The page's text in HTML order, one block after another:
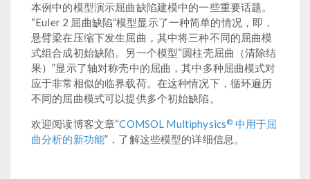
本例中的模型演示屈曲缺陷建模中的一些重要话题。
“Euler 2 屈曲缺陷”模型显示了一种简单的情况，即，
悬臂梁在压缩下发生屈曲，其中将三种不同的屈曲模
式组合成初始缺陷。另一个模型“圆柱壳屈曲（清除结
果）”显示了轴对称壳中的屈曲，其中多种屈曲模式对
应于非常相似的临界载荷。在这种情况下，循环遍历
不同的屈曲模式可以提供多个初始缺陷。
欢迎阅读博客文章“COMSOL Multiphysics® 中用于屈
曲分析的新功能”，了解这些模型的详细信息。